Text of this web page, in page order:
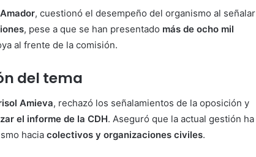
, cuestionó el desempeño del organismo al señalar
, pese a que se han presentado más de ocho mil
al frente de la comisión.
del tema
Amieva, rechazó los señalamientos de la oposición y
el informe de la CDH. Aseguró que la actual gestión ha
hacia colectivos y organizaciones civiles.